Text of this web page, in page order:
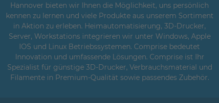
Hannover bieten wir Ihnen die Möglichkeit, uns persönlich
kennen zu lernen und viele Produkte aus unserem Sortiment
in Aktion zu erleben. Heimautomatisierung, 3D-Drucker,
Server, Workstations integrieren wir unter Windows, Apple
IOS und Linux Betriebssystemen. Comprise bedeutet
Innovation und umfassende Lösungen. Comprise ist Ihr
Spezialist für günstige 3D-Drucker, Verbrauchsmaterial und
Filamente in Premium-Qualität sowie passendes Zubehör.